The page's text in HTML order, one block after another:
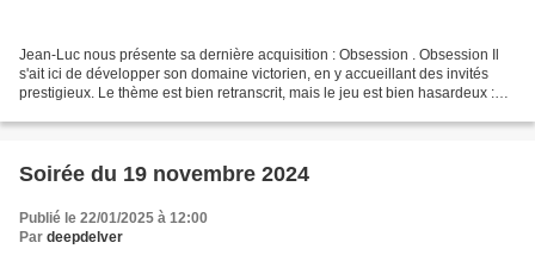
Jean-Luc nous présente sa dernière acquisition : Obsession . Obsession Il
s'ait ici de développer son domaine victorien, en y accueillant des invités
prestigieux. Le thème est bien retranscrit, mais le jeu est bien hasardeux :
Soirée du 19 novembre 2024
Publié le 22/01/2025 à 12:00
Par deepdelver